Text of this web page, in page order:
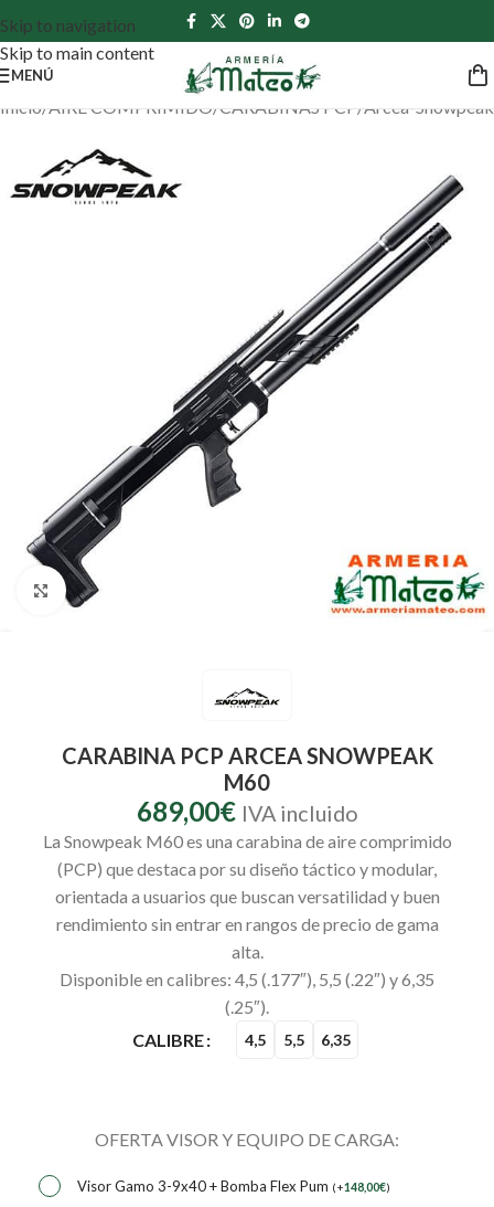
Skip to navigation
Skip to main content
MENÚ
Inicio/AIRE COMPRIMIDO/ CARABINAS PCP /Arcea-Snowpeak
Clic para ampliar
CARABINA PCP ARCEA SNOWPEAK
M60
689,00€ IVA incluido
La Snowpeak M60 es una carabina de aire comprimido
(PCP) que destaca por su diseño táctico y modular,
orientada a usuarios que buscan versatilidad y buen
rendimiento sin entrar en rangos de precio de gama
alta.
Disponible en calibres: 4,5 (.177″), 5,5 (.22″) y 6,35
(.25″).
CALIBRE
4,5 5,5 6,35
OFERTA VISOR Y EQUIPO DE CARGA:
Visor Gamo 3-9x40 + Bomba Flex Pum (+148,00€)